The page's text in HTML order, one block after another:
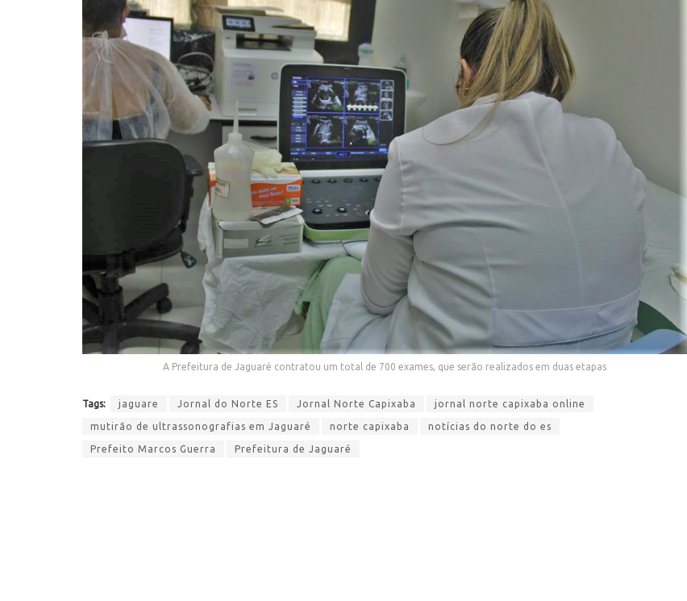
A Prefeitura de Jaguaré contratou um total de 700 exames, que serão realizados em duas etapas
Tags: jaguare Jornal do Norte ES Jornal Norte Capixaba jornal norte capixaba online
mutirão de ultrassonografias em Jaguaré norte capixaba notícias do norte do es
Prefeito Marcos Guerra Prefeitura de Jaguaré